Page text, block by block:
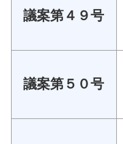
議案第４９号
議案第５０号